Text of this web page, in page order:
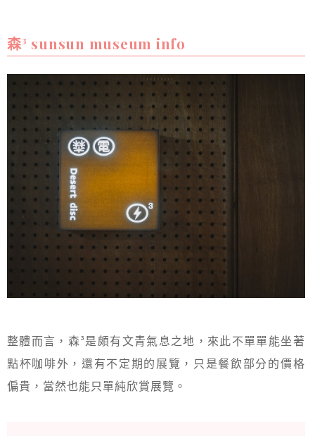
森³ sunsun museum info
整體而言，森³是頗有文青氣息之地，來此不單單能坐著
點杯咖啡外，還有不定期的展覽，只是餐飲部分的價格
偏貴，當然也能只單純欣賞展覽。